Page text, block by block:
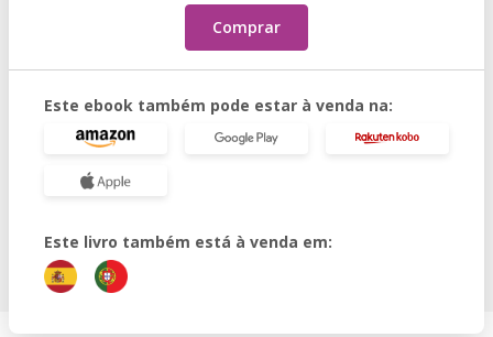
Comprar
Este ebook também pode estar à venda na:
Este livro também está à venda em: